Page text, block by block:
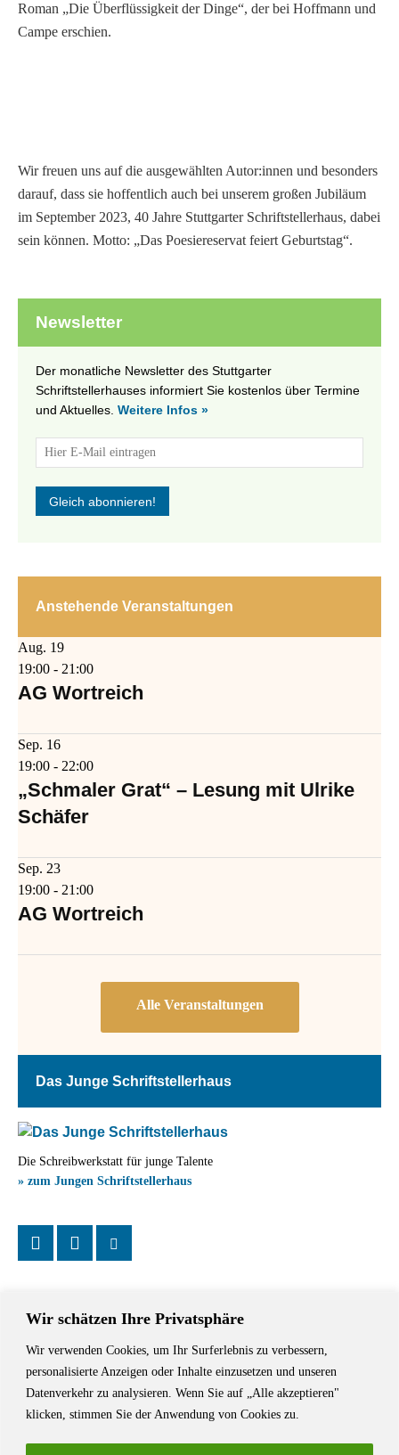
Wir schätzen Ihre Privatsphäre
Wir verwenden Cookies, um Ihr Surferlebnis zu verbessern,
personalisierte Anzeigen oder Inhalte einzusetzen und unseren
Datenverkehr zu analysieren. Wenn Sie auf „Alle akzeptieren"
klicken, stimmen Sie der Anwendung von Cookies zu.
Roman „Die Überflüssigkeit der Dinge“, der bei Hoffmann und
Campe erschien.
Wir freuen uns auf die ausgewählten Autor:innen und besonders
darauf, dass sie hoffentlich auch bei unserem großen Jubiläum
im September 2023, 40 Jahre Stuttgarter Schriftstellerhaus, dabei
sein können. Motto: „Das Poesiereservat feiert Geburtstag“.
Newsletter
Der monatliche Newsletter des Stuttgarter
Schriftstellerhauses informiert Sie kostenlos über Termine
und Aktuelles. Weitere Infos »
Anstehende Veranstaltungen
Aug. 19
19:00 - 21:00
AG Wortreich
Sep. 16
19:00 - 22:00
„Schmaler Grat“ – Lesung mit Ulrike
Schäfer
Sep. 23
19:00 - 21:00
AG Wortreich
Das Junge Schriftstellerhaus
Die Schreibwerkstatt für junge Talente
» zum Jungen Schriftstellerhaus
Das Schriftstellerhaus ist ein beliebter Treffpunkt für Autorinnen und
Autoren aus Stuttgart und der Region sowie ein Veranstaltungsort für
Lesungen, Tagungen und Schreibwerkstätten.